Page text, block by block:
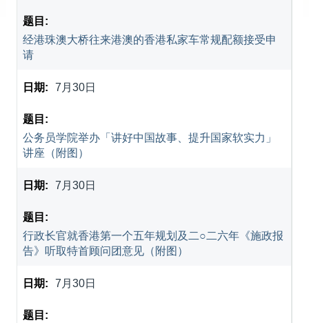
经港珠澳大桥往来港澳的香港私家车常规配额接受申
请
7月30日
公务员学院举办「讲好中国故事、提升国家软实力」
讲座（附图）
7月30日
行政长官就香港第一个五年规划及二○二六年《施政报
告》听取特首顾问团意见（附图）
7月30日